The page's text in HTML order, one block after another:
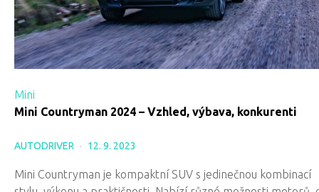
Mini
Mini Countryman 2024 – Vzhled, výbava, konkurenti
AUTODRIVER 12. 9. 2023
Mini Countryman je kompaktní SUV s jedinečnou kombinací